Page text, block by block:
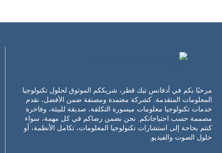
مرحبًا بكم في أدفانس تيك قطر، شريككم الموثوق لحلول تكنولوجيا
المعلومات المتقدمة. كشركة معتمدة ومصنفة ضمن الأفضل، نقدم
خدمات تكنولوجيا معلومات ميسورة التكلفة، صديقة للبيئة، وفاخرة
مصممة حسب احتياجاتكم. نحن نضمن رضاكم في كل مهمة، سواء
كنتم بحاجة إلى استشارات تكنولوجيا المعلومات، تكامل الأنظمة، أو
حلول الصوت والفيديو.